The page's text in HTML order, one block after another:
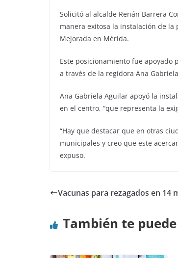
Solicitó al alcalde Renán Barrera
manera exitosa la instalación de
Mejorada en Mérida.
Este posicionamiento fue apoyado
a través de la regidora Ana
Ana Gabriela Aguilar apoyó la
en el centro, “que representa la
“Hay que destacar que en otras
municipales y creo que este
expuso.
Vacunas para rezagados en 14
También te